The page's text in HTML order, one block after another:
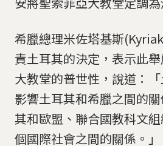
希臘總理米佐塔基斯
責土耳其的決定，表示此
大教堂的普世性，說道：
影響土耳其和希臘之間的
其和歐盟、聯合國教科文
個國際社會之間的關係。」